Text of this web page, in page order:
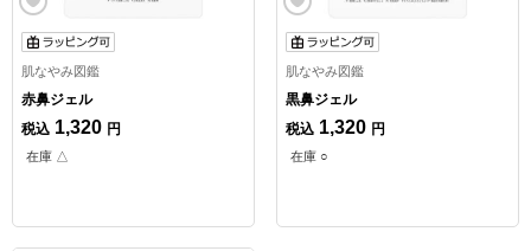
肌なやみ図鑑
赤鼻ジェル
税込 1,320 円
在庫 △
肌なやみ図鑑
黒鼻ジェル
税込 1,320 円
在庫 ○